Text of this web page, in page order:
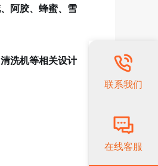
阿胶、蜂蜜、雪
洗机等相关设计
联系我们
在线客服